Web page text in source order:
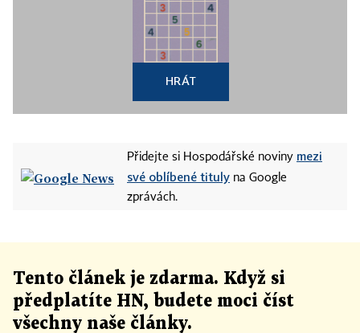
HRÁT
Přidejte si Hospodářské noviny mezi
své oblíbené tituly na Google
zprávách.
Tento článek je zdarma. Když si
předplatíte HN, budete moci číst
všechny naše články.